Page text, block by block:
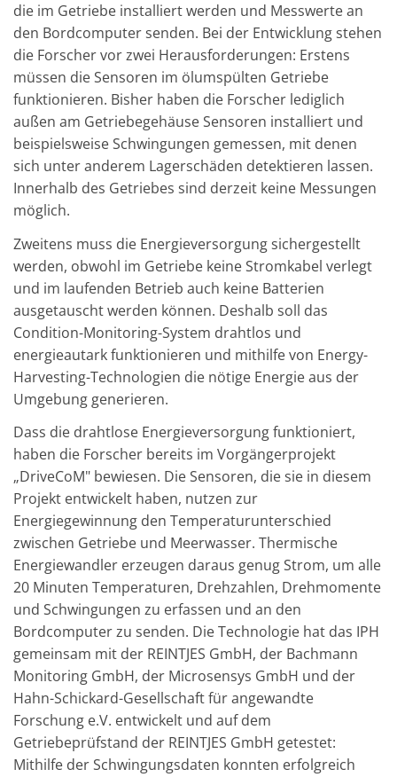
die im Getriebe installiert werden und Messwerte an
den Bordcomputer senden. Bei der Entwicklung stehen
die Forscher vor zwei Herausforderungen: Erstens
müssen die Sensoren im ölumspülten Getriebe
funktionieren. Bisher haben die Forscher lediglich
außen am Getriebegehäuse Sensoren installiert und
beispielsweise Schwingungen gemessen, mit denen
sich unter anderem Lagerschäden detektieren lassen.
Innerhalb des Getriebes sind derzeit keine Messungen
möglich.
Zweitens muss die Energieversorgung sichergestellt
werden, obwohl im Getriebe keine Stromkabel verlegt
und im laufenden Betrieb auch keine Batterien
ausgetauscht werden können. Deshalb soll das
Condition-Monitoring-System drahtlos und
energieautark funktionieren und mithilfe von Energy-
Harvesting-Technologien die nötige Energie aus der
Umgebung generieren.
Dass die drahtlose Energieversorgung funktioniert,
haben die Forscher bereits im Vorgängerprojekt
„DriveCoM" bewiesen. Die Sensoren, die sie in diesem
Projekt entwickelt haben, nutzen zur
Energiegewinnung den Temperaturunterschied
zwischen Getriebe und Meerwasser. Thermische
Energiewandler erzeugen daraus genug Strom, um alle
20 Minuten Temperaturen, Drehzahlen, Drehmomente
und Schwingungen zu erfassen und an den
Bordcomputer zu senden. Die Technologie hat das IPH
gemeinsam mit der REINTJES GmbH, der Bachmann
Monitoring GmbH, der Microsensys GmbH und der
Hahn-Schickard-Gesellschaft für angewandte
Forschung e.V. entwickelt und auf dem
Getriebeprüfstand der REINTJES GmbH getestet:
Mithilfe der Schwingungsdaten konnten erfolgreich